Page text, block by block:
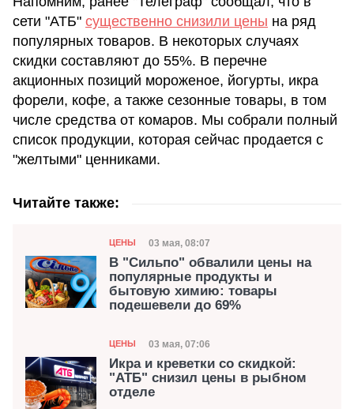
сети "АТБ" существенно снизили цены на ряд
популярных товаров. В некоторых случаях
скидки составляют до 55%. В перечне
акционных позиций мороженое, йогурты, икра
форели, кофе, а также сезонные товары, в том
числе средства от комаров. Мы собрали полный
список продукции, которая сейчас продается с
"желтыми" ценниками.
Читайте также:
Категория
ЦЕНЫ Дата публикации
03 мая, 08:07
В "Сильпо" обвалили цены на
популярные продукты и
бытовую химию: товары
подешевели до 69%
Категория
ЦЕНЫ Дата публикации
03 мая, 07:06
Икра и креветки со скидкой:
"АТБ" снизил цены в рыбном
отделе